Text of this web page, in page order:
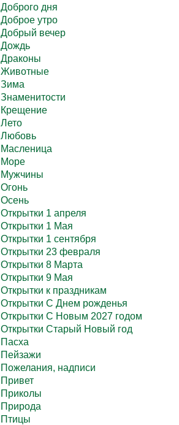
Доброго дня
Доброе утро
Добрый вечер
Дождь
Драконы
Животные
Зима
Знаменитости
Крещение
Лето
Любовь
Масленица
Море
Мужчины
Огонь
Осень
Открытки 1 апреля
Открытки 1 Мая
Открытки 1 сентября
Открытки 23 февраля
Открытки 8 Марта
Открытки 9 Мая
Открытки к праздникам
Открытки С Днем рожденья
Открытки С Новым 2027 годом
Открытки Старый Новый год
Пасха
Пейзажи
Пожелания, надписи
Привет
Приколы
Природа
Птицы